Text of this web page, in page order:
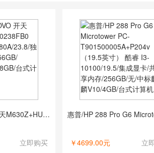
联想/LENOVO 开天M630Z+HU20238FB0 兆芯 ZX-U6780A/23.8/独立显卡/1G/256GB/无/UOS V20/8GB/台式计算机
立即购买 ￥4699.00元 立